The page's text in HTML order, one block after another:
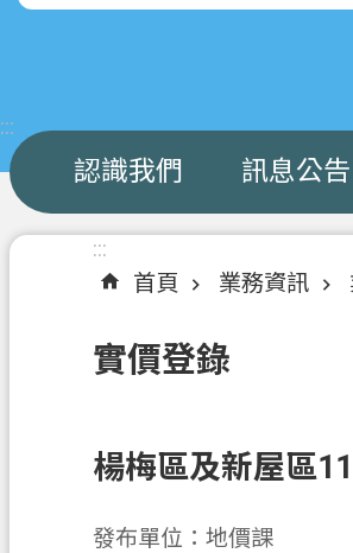
:::
認識我們 訊息公告
:::
首頁
業務資訊
實價登錄
楊梅區及新屋區
發布單位：地價課